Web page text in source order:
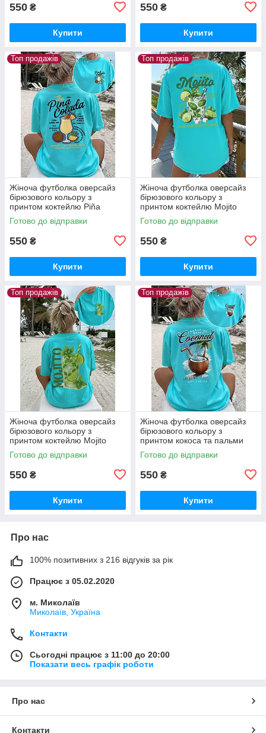
550 ₴
Купити
550 ₴
Купити
Топ продажів
Жіноча футболка оверсайз
бірюзового кольору з
принтом коктейлю Piña
Colada
Готово до відправки
550 ₴
Купити
Топ продажів
Жіноча футболка оверсайз
бірюзового кольору з
принтом коктейлю Mojito
Готово до відправки
550 ₴
Купити
Топ продажів
Жіноча футболка оверсайз
бірюзового кольору з
принтом коктейлю Mojito
Готово до відправки
550 ₴
Купити
Топ продажів
Жіноча футболка оверсайз
бірюзового кольору з
принтом кокоса та пальми
Готово до відправки
550 ₴
Купити
Про нас
100% позитивних з 216 відгуків за рік
Працює з 05.02.2020
м. Миколаїв
Миколаїв, Україна
Контакти
Сьогодні працює з 11:00 до 20:00
Показати весь графік роботи
Про нас
Контакти